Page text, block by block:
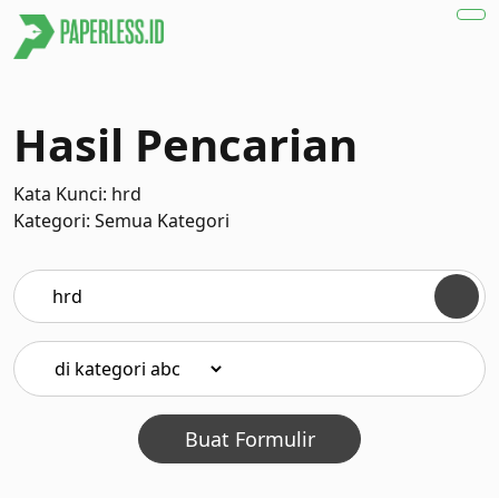
Hasil Pencarian
Kata Kunci: hrd
Kategori: Semua Kategori
Buat Formulir